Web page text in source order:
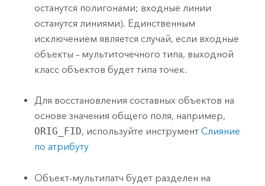
останутся полигонами; входные линии
останутся линиями). Единственным
исключением является случай, если входные
объекты – мультиточечного типа, выходной
класс объектов будет типа точек.
Для восстановления составных объектов на
основе значения общего поля, например,
ORIG_FID, используйте инструментСлияние
по атрибуту
Объект-мультипатч будет разделен на